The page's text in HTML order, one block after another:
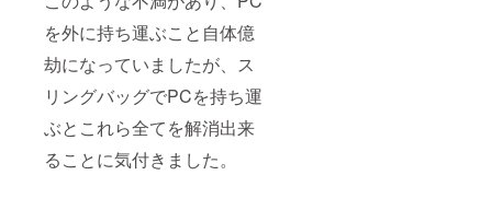
を外に持ち運ぶこと自体億
劫になっていましたが、ス
リングバッグでPCを持ち運
ぶとこれら全てを解消出来
ることに気付きました。